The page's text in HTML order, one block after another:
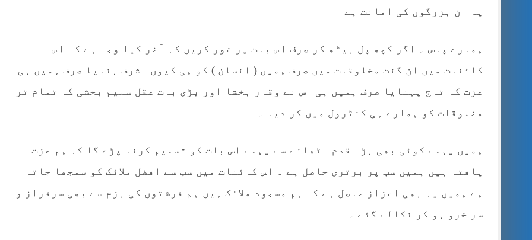
یہ ان بزرگوں کی امانت ہے
ہمارے پاس ۔ اگر کچھ پل بیٹھ کر صرف اس بات پر غور کریں کہ آخر کیا وجہ ہے کہ اس
کائنات میں ان گنت مخلوقات میں صرف ہمیں ( انسان ) کو ہی کیوں اشرف بنایا صرف ہمیں ہی
عزت کا تاج پہنایا صرف ہمیں ہی اس نے وقار بخشا اور بڑی بات عقل سلیم بخشی کہ تمام تر
مخلوقات کو ہمارے ہی کنٹرول میں کر دیا ۔
ہمیں پہلے کوئی بھی بڑا قدم اٹھانے سے پہلے اس بات کو تسلیم کرنا پڑے گا کہ ہم عزت
یافتہ ہیں ہمیں سب پر برتری حاصل ہے ۔ اس کائنات میں سب سے افضل ملائک کو سمجھا جاتا
ہے ہمیں یہ بھی اعزاز حاصل ہے کہ ہم مسجود ملائک ہیں ہم فرشتوں کی بزم سے بھی سرفراز و
سر خرو ہو کر نکالے گئے ۔